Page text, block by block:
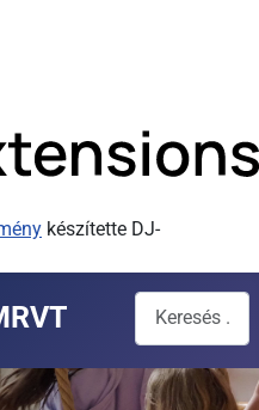
készítette DJ-
Keresés...